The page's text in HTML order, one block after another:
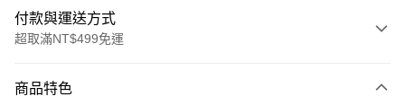
付款與運送方式
超取滿NT$499免運
信用卡一次付款
商品特色